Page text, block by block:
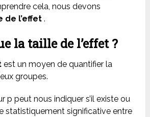
cela, nous devons
de l’effet .
la taille de l’effet ?
est un moyen de quantifier la
groupes.
p peut nous indiquer s’il existe ou
statistiquement significative entre